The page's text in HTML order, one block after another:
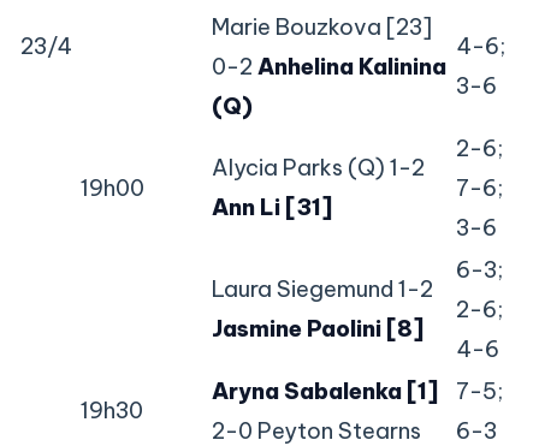
23/4
19h00
Marie Bouzkova [23]
0-2 Anhelina Kalinina
(Q)
4-6;
3-6
Alycia Parks (Q) 1-2
Ann Li [31]
2-6;
7-6;
3-6
Laura Siegemund 1-2
Jasmine Paolini [8]
6-3;
2-6;
4-6
19h30
Aryna Sabalenka [1]
2-0 Peyton Stearns
7-5;
6-3